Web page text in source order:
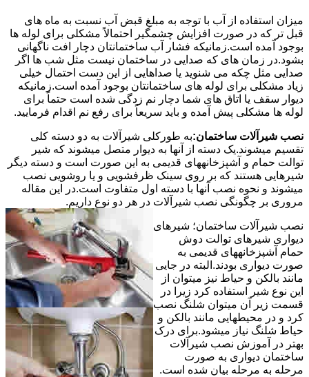
میزان استفاده از آب با توجه به مبلغ قبض آب نسبت به ماه های
قبل تر که در صورت افزایش چشمگیر احتمالاً مشکلی برای لوله ها
بوجود آمده است.زمانیکه فشار آب ساختمانتان دچار افت ناگهانی
بشود.در زمان های که صدایی در ساختمان نیست مثل شب ها اگر
صدایی مثل چکه می شنوید یا صداهایی از این دست احتمال خیلی
زیاد مشکلی برای لوله های ساختمانتان بوجود آمده است.زمانیکه
دیوار سقف یا اتاق های شما دچار نم زدگی شده است حتماً برای
لوله ها مشکلی پیش آمده و باید سریعاً برای رفع نم اقدام فرمایید.
نصب شیرآلات ساختمان:به طورکلی شیرآلات به دو دسته کلی
تقسیم میشوند.یک دسته از آنها به دیوار متصل میشوند که شیر
توالت حمام و آشپزخانههای قدیمی به این صورت است و دسته دیگر
شیرهایی هستند که بر روی سینک ظرفشویی و یا روشویی نصب
میشوند و نحوه نصب آنها با دسته اول متفاوت است.در این مقاله
مروری بر چگونگی نصب شیرآلات در هر دو نوع داریم.
نصب شیرآلات ساختمان؛ شیرهای
دیواری شیرهای توالت دوش
حمام آشپزخانههای قدیمی به
صورت دیواری بودند.البته در جایی
مانند بالکن و حیاط نیز میتوان از
این نوع شیر استفاده کرد زیرا در
قسمت زیر آن میتوان شلنگ نصب
کرد و در محیطهایی مانند بالکن و
حیاط شلنگ نیاز میشود.برای درک
بهتر در آموزش نصب شیرآلات
ساختمان دیواری به صورت
مرحله به مرحله بیان شده است.